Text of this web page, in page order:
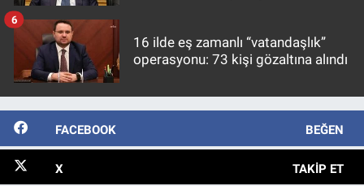
16 ilde eş zamanlı “vatandaşlık”
operasyonu: 73 kişi gözaltına alındı
6
FACEBOOK BEĞEN
X TAKIP ET